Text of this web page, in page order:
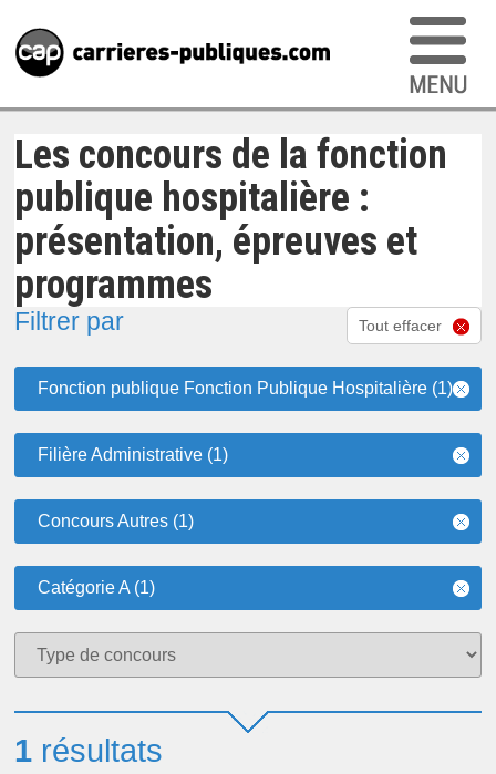
Les concours de la fonction
publique hospitalière :
présentation, épreuves et
programmes
Filtrer par Tout effacer
Fonction publique Fonction Publique Hospitalière (1)
Filière Administrative (1)
Concours Autres (1)
Catégorie A (1)
1 résultats